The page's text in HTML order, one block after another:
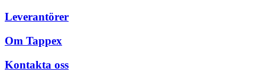
Leverantörer
Om Tappex
Kontakta oss